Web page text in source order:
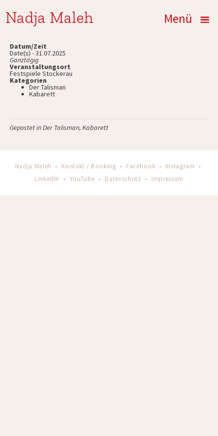
Nadja Maleh Menü
Datum/Zeit
Date(s) - 31.07.2025
Ganztägig
Veranstaltungsort
Festspiele Stockerau
Kategorien
Der Talisman
Kabarett
Gepostet inDer Talisman, Kabarett
Nadja Maleh • Kontakt / Booking • Facebook • Instagram •
LinkedIn
• YouTube • Datenschutz • Impressum